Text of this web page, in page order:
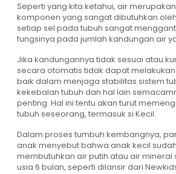
Seperti yang kita ketahui, air
komponen yang sangat dibutuhkan
setiap sel pada tubuh sangat
fungsinya pada jumlah kandungan air
Jika kandungannya tidak sesuai atau
secara otomatis tidak dapat
baik dalam menjaga stabilitas sistem
kekebalan tubuh dan hal lain
penting. Hal ini tentu akan turut
tubuh seseorang, termasuk si Kecil.
Dalam proses tumbuh kembangnya,
anak menyebut bahwa anak kecil
membutuhkan air putih atau air mineral
usia 6 bulan, seperti dilansir dari